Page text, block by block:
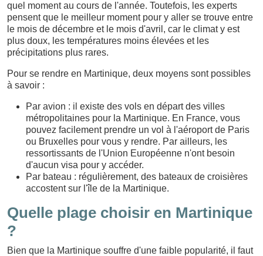
quel moment au cours de l'année. Toutefois, les experts
pensent que le meilleur moment pour y aller se trouve entre
le mois de décembre et le mois d'avril, car le climat y est
plus doux, les températures moins élevées et les
précipitations plus rares.
Pour se rendre en Martinique, deux moyens sont possibles
à savoir :
Par avion : il existe des vols en départ des villes
métropolitaines pour la Martinique. En France, vous
pouvez facilement prendre un vol à l'aéroport de Paris
ou Bruxelles pour vous y rendre. Par ailleurs, les
ressortissants de l'Union Européenne n'ont besoin
d'aucun visa pour y accéder.
Par bateau : régulièrement, des bateaux de croisières
accostent sur l'île de la Martinique.
Quelle plage choisir en Martinique
?
Bien que la Martinique souffre d'une faible popularité, il faut